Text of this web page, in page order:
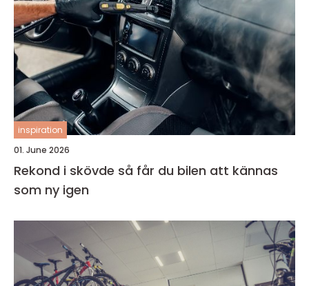
inspiration
01. June 2026
Rekond i skövde så får du bilen att kännas
som ny igen